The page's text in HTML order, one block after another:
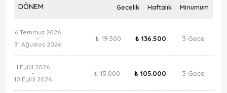
DÖNEM Gecelik Haftalık Minumum
6 Temmuz 2026
-
31 Ağustos 2026
₺ 19.500 ₺ 136.500 3 Gece
1 Eylül 2026
-
10 Eylül 2026
₺ 15.000 ₺ 105.000 3 Gece